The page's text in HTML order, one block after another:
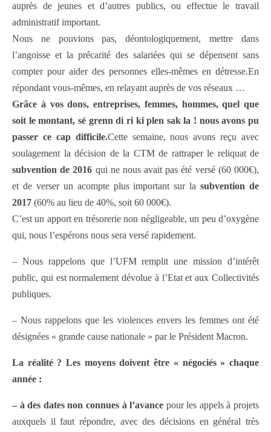
auprès de jeunes et d’autres publics, ou effectue le travail
administratif important.
Nous ne pouvions pas, déontologiquement, mettre dans
l’angoisse et la précarité des salariées qui se dépensent sans
compter pour aider des personnes elles-mêmes en détresse.En
répondant vous-mêmes, en relayant auprès de vos réseaux …
Grâce à vos dons, entreprises, femmes, hommes, quel que
soit le montant, sé grenn di ri ki plen sak la ! nous avons pu
passer ce cap difficile.Cette semaine, nous avons reçu avec
soulagement la décision de la CTM de rattraper le reliquat de
subvention de 2016 qui ne nous avait pas été versé (60 000€),
et de verser un acompte plus important sur lasubvention de
2017 (60% au lieu de 40%, soit 60 000€).
C’est un apport en trésorerie non négligeable, un peu d’oxygène
qui, nous l’espérons nous sera versé rapidement.
– Nous rappelons que l’UFM remplit une mission d’intérêt
public, qui est normalement dévolue à l’Etat et aux Collectivités
publiques.
– Nous rappelons que les violences envers les femmes ont été
désignées « grande cause nationale » par le Président Macron.
La réalité ? Les moyens doivent être « négociés » chaque
année :
– à des dates non connues à l’avance pour les appels à projets
auxquels il faut répondre, avec des décisions en général très